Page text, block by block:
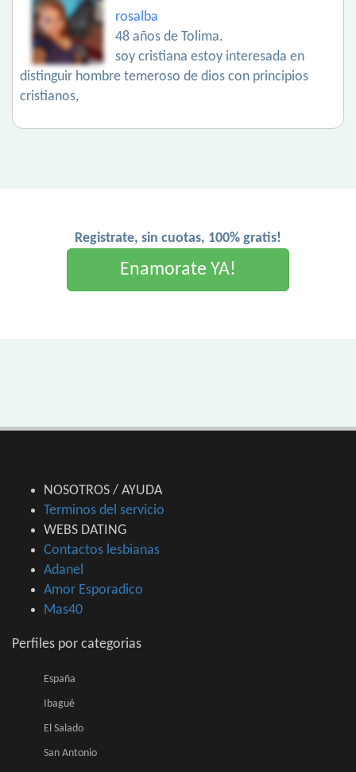
rosalba
48 años de Tolima.
soy cristiana estoy interesada en
distinguir hombre temeroso de dios con principios
cristianos,
Registrate, sin cuotas, 100% gratis!
Enamorate YA!
NOSOTROS / AYUDA
Terminos del servicio
WEBS DATING
Contactos lesbianas
Adanel
Amor Esporadico
Mas40
Perfiles por categorias
España
Ibagué
El Salado
San Antonio